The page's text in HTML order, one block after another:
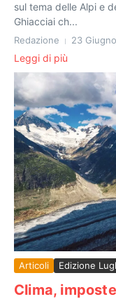
sul tema delle Alpi e
Ghiacciai ch...
Redazione 23
Leggi di più
Articoli Edizione
Clima,